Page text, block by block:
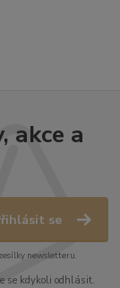
akce a
se
newsletteru.
se kdykoli odhlásit.